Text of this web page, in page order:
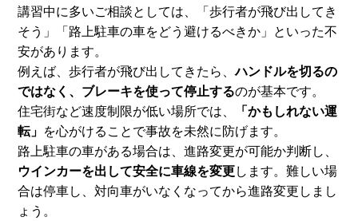
講習中に多いご相談としては、「歩行者が飛び出してき
そう」「路上駐車の車をどう避けるべきか」といった不
安があります。
例えば、歩行者が飛び出してきたら、ハンドルを切るの
ではなく、ブレーキを使って停止するのが基本です。
住宅街など速度制限が低い場所では、
「かもしれない運
転」 を心がけることで事故を未然に防げます。
路上駐車の車がある場合は、進路変更が可能か判断し、
ウインカーを出して安全に車線を変更します。難しい場
合は停車し、対向車がいなくなってから進路変更しまし
ょう。